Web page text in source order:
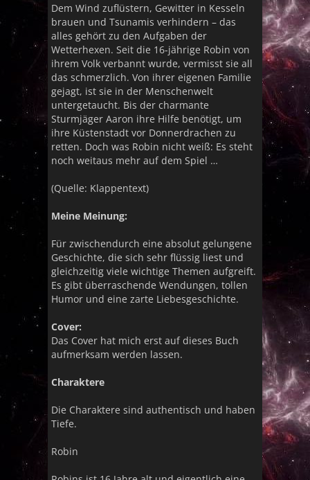
Dem Wind zuflüstern, Gewitter in Kesseln
brauen und Tsunamis verhindern – das
alles gehört zu den Aufgaben der
Wetterhexen. Seit die 16-jährige Robin von
ihrem Volk verbannt wurde, vermisst sie all
das schmerzlich. Von ihrer eigenen Familie
gejagt, ist sie in der Menschenwelt
untergetaucht. Bis der charmante
Sturmjäger Aaron ihre Hilfe benötigt, um
ihre Küstenstadt vor Donnerdrachen zu
retten. Doch was Robin nicht weiß: Es steht
noch weitaus mehr auf dem Spiel …
(Quelle: Klappentext)
Meine Meinung:
Für zwischendurch eine absolut gelungene
Geschichte, die sich sehr flüssig liest und
gleichzeitig viele wichtige Themen aufgreift.
Es gibt überraschende Wendungen, tollen
Humor und eine zarte Liebesgeschichte.
Cover:
Das Cover hat mich erst auf dieses Buch
aufmerksam werden lassen.
Charaktere
Die Charaktere sind authentisch und haben
Tiefe.
Robin